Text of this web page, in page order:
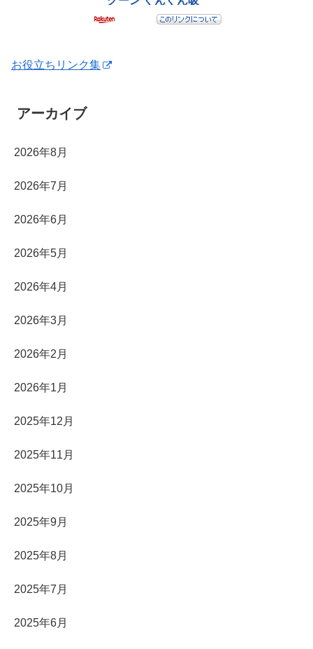
お役立ちリンク集
アーカイブ
2026年8月
2026年7月
2026年6月
2026年5月
2026年4月
2026年3月
2026年2月
2026年1月
2025年12月
2025年11月
2025年10月
2025年9月
2025年8月
2025年7月
2025年6月